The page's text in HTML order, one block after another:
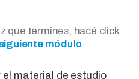
que termines, hacé click
módulo.
material de estudio